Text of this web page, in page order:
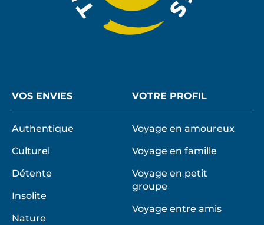
VOS ENVIES
Authentique
Culturel
Détente
Insolite
Nature
VOTRE PROFIL
Voyage en amoureux
Voyage en famille
Voyage en petit
groupe
Voyage entre amis